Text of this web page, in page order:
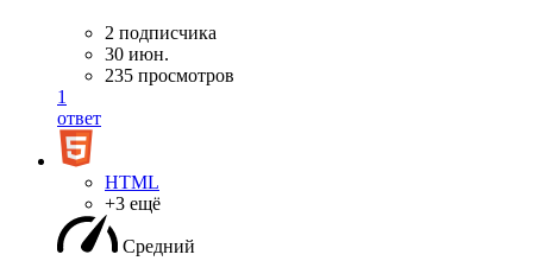
2 подписчика
30 июн.
235 просмотров
1
ответ
HTML
+3 ещё
Средний